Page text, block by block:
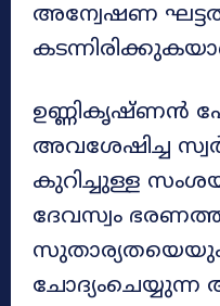
അന്വേഷണ
ഉണ്ണികൃഷ്ണൻ
അവശേഷിച്ച
കുറിച്ചുള്ള
ദേവസ്വം
സുതാര്യതയെയും